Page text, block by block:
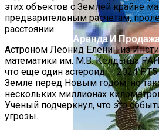
Аренда И
этих объектов с Землей крайне
предварительным расчетам,
расстоянии.
Астроном Леонид Еленин из
математики им. М.В. Келдыша
что еще один астероид — 2024
Земле перед Новым годом, но
нескольких миллионах
Ученый подчеркнул, что это
угрозы.